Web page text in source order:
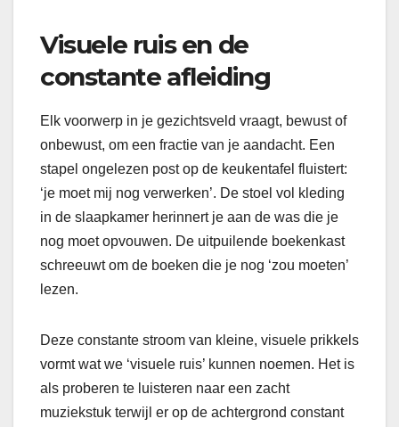
Visuele ruis en de
constante afleiding
Elk voorwerp in je gezichtsveld vraagt, bewust of
onbewust, om een fractie van je aandacht. Een
stapel ongelezen post op de keukentafel fluistert:
‘je moet mij nog verwerken’. De stoel vol kleding
in de slaapkamer herinnert je aan de was die je
nog moet opvouwen. De uitpuilende boekenkast
schreeuwt om de boeken die je nog ‘zou moeten’
lezen.
Deze constante stroom van kleine, visuele prikkels
vormt wat we ‘visuele ruis’ kunnen noemen. Het is
als proberen te luisteren naar een zacht
muziekstuk terwijl er op de achtergrond constant